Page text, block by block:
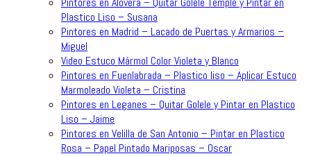
Plastico Liso – Susana
Pintores en Madrid – Lacado de Puertas y Armarios –
Miguel
Video Estuco Mármol Color Violeta y Blanco
Pintores en Fuenlabrada – Plastico liso – Aplicar Estuco
Marmoleado Violeta – Cristina
Pintores en Leganes – Quitar Golele y Pintar en Plastico
Liso – Jaime
Pintores en Velilla de San Antonio – Pintar en Plastico
Rosa – Papel Pintado Mariposas – Oscar